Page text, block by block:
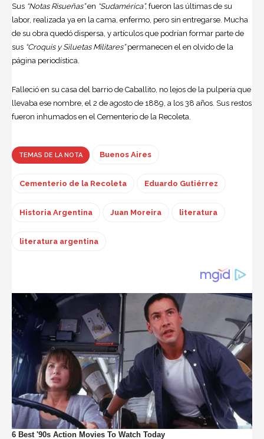
Sus “Notas Risueñas”en “Sudamérica”, fueron las últimas de su
labor, realizada ya en la cama, enfermo, pero sin entregarse. Mucha
de su obra quedó dispersa, y artículos que podrían formar parte de
sus “Croquis y Siluetas Militares”permanecen el en olvido de la
página periodística.
Falleció en su casa del barrio de Caballito, no lejos de la pulpería que
llevaba ese nombre, el 2 de agosto de 1889, a los 38 años. Sus restos
fueron inhumados en el Cementerio de la Recoleta.
TEMAS DE LA NOTA Buenos Aires
Cementerio de la Recoleta Eduardo Gutiérrez
Historia Argentina Juan Moreira literatura
literatura argentina